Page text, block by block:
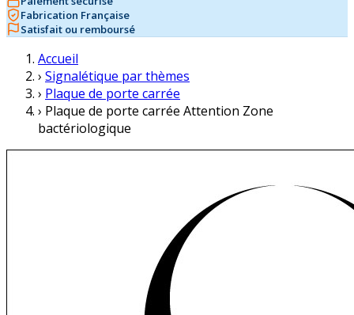
Fabrication Française
Satisfait ou remboursé
Accueil
› Signalétique par thèmes
› Plaque de porte carrée
› Plaque de porte carrée Attention Zone
bactériologique